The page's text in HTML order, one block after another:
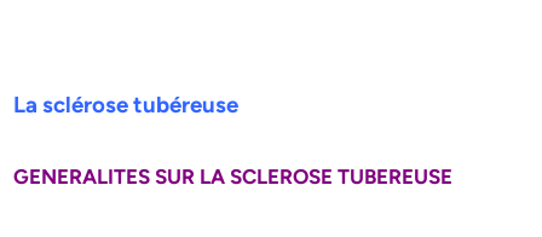
La sclérose tubéreuse
GENERALITES SUR LA SCLEROSE TUBEREUSE